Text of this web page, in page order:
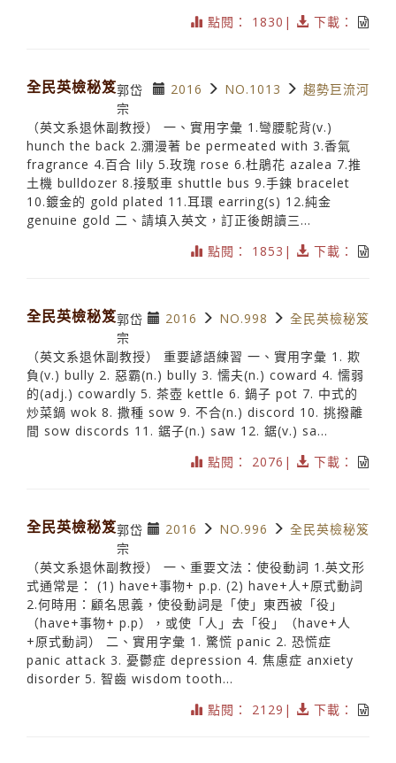
點閱： 1830|
下載：
全民英檢秘笈 2016 NO.1013 趨勢巨流河
郭岱
宗
（英文系退休副教授） 一、實用字彙 1.彎腰駝背(v.)
hunch the back 2.瀰漫著 be permeated with 3.香氣
fragrance 4.百合 lily 5.玫瑰 rose 6.杜鵑花 azalea 7.推
土機 bulldozer 8.接駁車 shuttle bus 9.手鍊 bracelet
10.鍍金的 gold plated 11.耳環 earring(s) 12.純金
genuine gold 二、請填入英文，訂正後朗讀三...
點閱： 1853|
下載：
全民英檢秘笈 2016 NO.998 全民英檢秘笈
郭岱
宗
（英文系退休副教授） 重要諺語練習 一、實用字彙 1. 欺
負(v.) bully 2. 惡霸(n.) bully 3. 懦夫(n.) coward 4. 懦弱
的(adj.) cowardly 5. 茶壺 kettle 6. 鍋子 pot 7. 中式的
炒菜鍋 wok 8. 撒種 sow 9. 不合(n.) discord 10. 挑撥離
間 sow discords 11. 鋸子(n.) saw 12. 鋸(v.) sa...
點閱： 2076|
下載：
全民英檢秘笈 2016 NO.996 全民英檢秘笈
郭岱
宗
（英文系退休副教授） 一、重要文法：使役動詞 1.英文形
式通常是： (1) have+事物+ p.p. (2) have+人+原式動詞
2.何時用：顧名思義，使役動詞是「使」東西被「役」
（have+事物+ p.p），或使「人」去「役」（have+人
+原式動詞） 二、實用字彙 1. 驚慌 panic 2. 恐慌症
panic attack 3. 憂鬱症 depression 4. 焦慮症 anxiety
disorder 5. 智齒 wisdom tooth...
點閱： 2129|
下載：